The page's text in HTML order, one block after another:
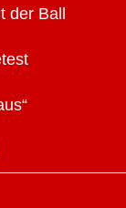
der Ball